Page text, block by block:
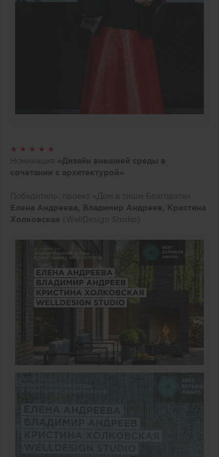
★ ★ ★ ★ ★
Номинация «Дизайн внешней среды в
сочетании с архитектурой»
Победитель: проект «Дом в тиши Благодати»
Елена Андреева, Владимир Андреев, Кристина
Холковская (WellDesign Studio)